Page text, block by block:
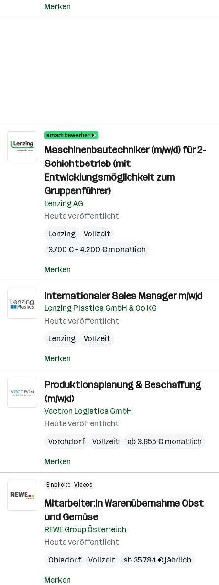
Merken
Maschinenbautechniker (m/w/d) für 2-
Schichtbetrieb (mit
Entwicklungsmöglichkeit zum
Gruppenführer)
Lenzing AG
Heute veröffentlicht
Lenzing
Vollzeit
3.700 € – 4.200 € monatlich
Merken
Internationaler Sales Manager m/w/d
Lenzing Plastics GmbH & Co KG
Heute veröffentlicht
Lenzing
Vollzeit
Merken
Produktionsplanung & Beschaffung
(m/w/d)
Vectron Logistics GmbH
Heute veröffentlicht
Vorchdorf
Vollzeit ab 3.655 € monatlich
Merken
Einblicke Videos
Mitarbeiter:in Warenübernahme Obst
und Gemüse
REWE Group Österreich
Heute veröffentlicht
Ohlsdorf
Vollzeit ab 35.784 € jährlich
Merken